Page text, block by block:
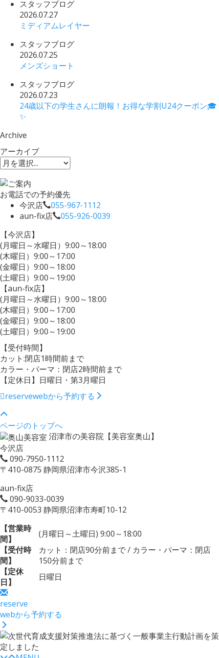
スタッフブログ
2026.07.27
ミディアムレイヤー
スタッフブログ
2026.07.25
メンズショート
スタッフブログ
2026.07.23
24歳以下の学生さんに朗報！お得な学割U24クーポン🎓
✨
Archive
アーカイブ
お電話での予約優先
今沢店
055-967-1112
aun-fix店
055-926-0039
【今沢店】
(月曜日～水曜日）9:00～18:00
(木曜日）9:00～17:00
(金曜日）9:00～18:00
(土曜日）9:00～19:00
【aun-fix店】
(月曜日～水曜日）9:00～18:00
(木曜日）9:00～17:00
(金曜日）9:00～18:00
(土曜日）9:00～19:00
【受付時間】
カット:閉店1時間前まで
カラー・パーマ：閉店2時間前まで
【定休日】日曜日・第3月曜日
reservewebから予約する
ページのトップへ
沼津市の美容院【美容室奥山】
今沢店
090-7950-1112
〒410-0875 静岡県沼津市今沢385-1
aun-fix店
090-9033-0039
〒410-0053 静岡県沼津市寿町10-12
【営業時
間】
(月曜日～土曜日) 9:00～18:00
【受付時
間】
カット：閉店90分前まで / カラー・パーマ：閉店
150分前まで
【定休
日】
日曜日
reserve
webから予約する